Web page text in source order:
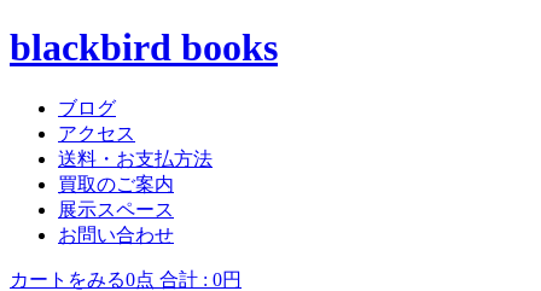
blackbird books
ブログ
アクセス
送料・お支払方法
買取のご案内
展示スペース
お問い合わせ
カートをみる0点 合計 : 0円